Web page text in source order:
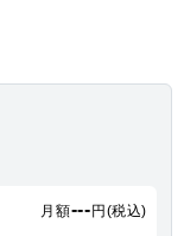
月額--- 円(税込)